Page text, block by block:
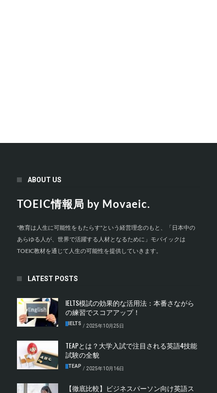
ABOUT US
TOEIC情報局 by Movaeic.
"教育は人生に可能性をもたらす"という経営理念のもと、「日本中の
あらゆる人が、世界で活躍する人材となるために」モバイックは
TOEIC教材を通じて人生の可能性を提供していきます。
LATEST POSTS
IELTS模試の効果的な活用法：本番さながら
の練習でスコアアップ！
IELTS / 2025年10月25日
TEAPとは？大学入試で注目される英語4技能
試験の全貌
TEAP / 2025年10月16日
【徹底比較】ビジネスパーソン向け英語ス